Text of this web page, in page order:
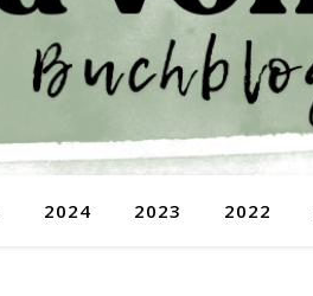
2024 2023 2022